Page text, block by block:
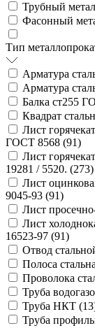
Трубный
Фасонный
Тип
Арматура
Арматура
Балка ст255
Квадрат
Лист
ГОСТ 8568 (91)
Лист
19281 / 5520. (273)
Лист
9045-93 (91)
Лист
Лист
16523-97 (91)
Отвод
Полоса
Проволока
Труба
Труба НКТ (13
Труба